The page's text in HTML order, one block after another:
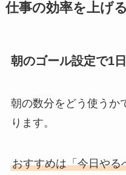
仕事の効率を上げ
朝のゴール設定で1
朝の数分をどう使うか
ります。
おすすめは「今日やる